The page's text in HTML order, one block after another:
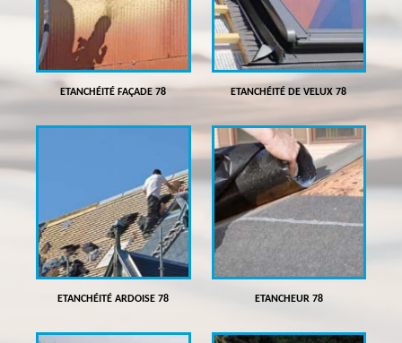
ETANCHÉITÉ FAÇADE 78 ETANCHÉITÉ DE VELUX 78
ETANCHÉITÉ ARDOISE 78 ETANCHEUR 78